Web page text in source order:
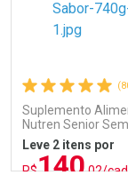
Suplemento
Nutren Senior
740g
Leve 2 itens por
R$140,02/